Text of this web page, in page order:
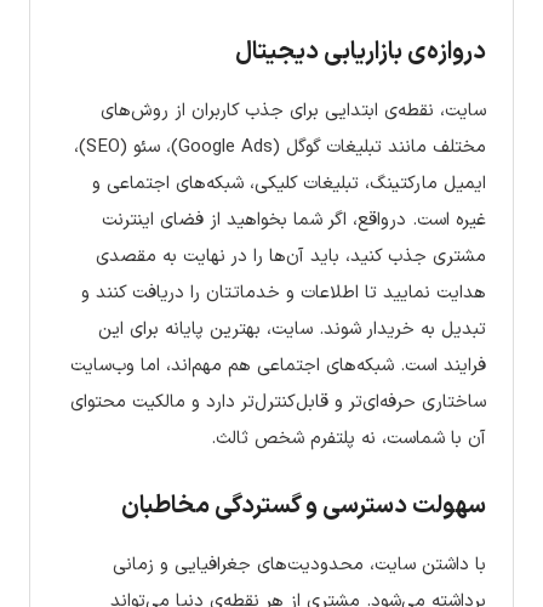
دروازه‌ی بازاریابی دیجیتال
سایت، نقطه‌ی ابتدایی برای جذب کاربران از روش‌های
مختلف مانند تبلیغات گوگل (Google Ads)، سئو (SEO)،
ایمیل مارکتینگ، تبلیغات کلیکی، شبکه‌های اجتماعی و
غیره است. درواقع، اگر شما بخواهید از فضای اینترنت
مشتری جذب کنید، باید آن‌ها را در نهایت به مقصدی
هدایت نمایید تا اطلاعات و خدماتتان را دریافت کنند و
تبدیل به خریدار شوند. سایت، بهترین پایانه برای این
فرایند است. شبکه‌های اجتماعی هم مهم‌اند، اما وب‌سایت
ساختاری حرفه‌ای‌تر و قابل‌کنترل‌تر دارد و مالکیت محتوای
آن با شماست، نه پلتفرم شخص ثالث.
سهولت دسترسی و گستردگی مخاطبان
با داشتن سایت، محدودیت‌های جغرافیایی و زمانی